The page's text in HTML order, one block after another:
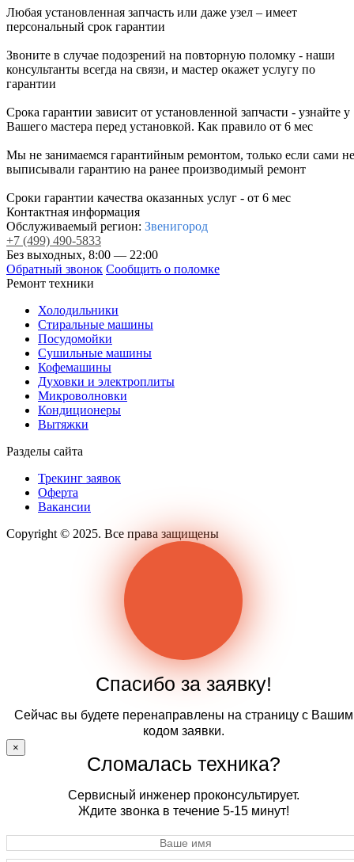
Любая установленная запчасть или даже узел – имеет
персональный срок гарантии
Звоните в случае подозрений на повторную поломку - наши
консультанты всегда на связи, и мастер окажет услугу по
гарантии
Срока гарантии зависит от установленной запчасти - узнайте у
Вашего мастера перед установкой. Как правило от 6 мес
Мы не занимаемся гарантийным ремонтом, только если сами не
выписывали гарантию на ранее производимый ремонт
Сроки гарантии качества оказанных услуг - от 6 мес
Контактная информация
Обслуживаемый регион: Звенигород
+7 (499) 490-5833
Без выходных, 8:00 — 22:00
Обратный звонок Сообщить о поломке
Ремонт техники
Холодильники
Стиральные машины
Посудомойки
Сушильные машины
Кофемашины
Духовки и электроплиты
Микроволновки
Кондиционеры
Вытяжки
Разделы сайта
Трекинг заявок
Оферта
Вакансии
Copyright © 2025. Все права защищены
Спасибо за заявку!
Сейчас вы будете перенаправлены на страницу с Вашим
кодом заявки.
×
Сломалась техника?
Сервисный инженер проконсультирует.
Ждите звонка в течение 5-15 минут!